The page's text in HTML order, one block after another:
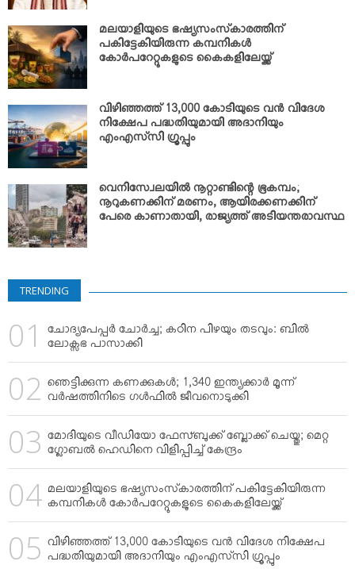
മലയാളിയുടെ ഭഷ്യസംസ്‌കാരത്തിന്
പകിട്ടേകിയിരുന്ന കമ്പനികള്‍
കോര്‍പറേറ്റുകളുടെ കൈകളിലേയ്ക്ക്
വിഴിഞ്ഞത്ത് 13,000 കോടിയുടെ വന്‍ വിദേശ
നിക്ഷേപ പദ്ധതിയുമായി അദാനിയും
എംഎസ്‌സി ഗ്രൂപ്പും
വെനിസ്വേലയില്‍ നൂറ്റാണ്ടിന്റെ ഭൂകമ്പം;
നൂറുകണക്കിന് മരണം, ആയിരക്കണക്കിന്
പേരെ കാണാതായി, രാജ്യത്ത് അടിയന്തരാവസ്ഥ
TRENDING
ചോദ്യപേപ്പര്‍ ചോര്‍ച്ച; കഠിന പിഴയും തടവും: ബില്‍
ലോക്സഭ പാസാക്കി
ഞെട്ടിക്കുന്ന കണക്കുകള്‍; 1,340 ഇന്ത്യക്കാര്‍ മൂന്ന്
വര്‍ഷത്തിനിടെ ഗള്‍ഫില്‍ ജീവനൊടുക്കി
മോദിയുടെ വീഡിയോ ഫേസ്ബുക്ക് ബ്ലോക്ക് ചെയ്തു; മെറ്റ
ഗ്ലോബല്‍ ഹെഡിനെ വിളിപ്പിച്ച് കേന്ദ്രം
മലയാളിയുടെ ഭഷ്യസംസ്‌കാരത്തിന് പകിട്ടേകിയിരുന്ന
കമ്പനികള്‍ കോര്‍പറേറ്റുകളുടെ കൈകളിലേയ്ക്ക്
വിഴിഞ്ഞത്ത് 13,000 കോടിയുടെ വന്‍ വിദേശ നിക്ഷേപ
പദ്ധതിയുമായി അദാനിയും എംഎസ്‌സി ഗ്രൂപ്പും